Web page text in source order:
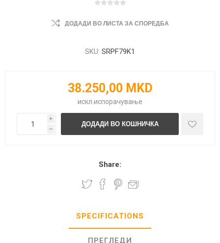
ДОДАДИ ВО ЛИСТА ЗА СПОРЕДБА
SKU: SRPF79K1
38.250,00 MKD
искл. испорачување
i
h
Share:
SPECIFICATIONS
ПРЕГЛЕДИ